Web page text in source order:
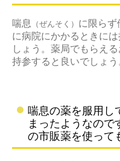
喘息 （ぜんそく） に限らず
に病院にかかるときに
しょう。薬局でもらえ
持参すると良いでしょう
喘息の薬を服用し
まったようなので
の市販薬を使って